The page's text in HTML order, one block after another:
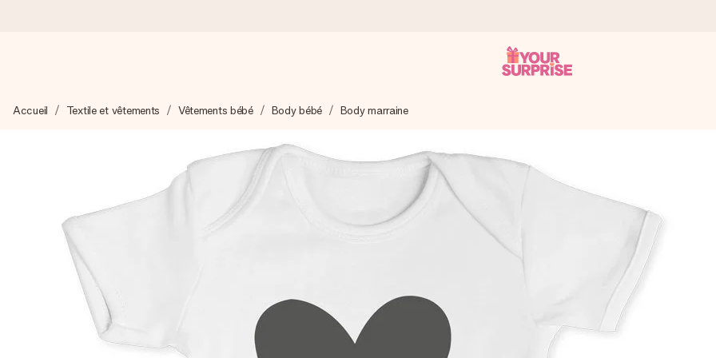
Nous préparons votre cadeau avec attention et l’envoyons en un éclair – pour que vous puissiez l’offrir au bon moment, quand
4,9 (sur la base de +15 000 avis)
Nos cadeaux sont appréciés. Les clients nous attribuent une note de 4,9 sur Google Reviews (total de tous les pays où nous
Carte de vœux gratuite
Créez quelque chose d’unique en quelques étapes – avec son prénom, votre photo ou un message qui touche le cœur. Sans
Accueil Textile et vêtements Vêtements bébé Body bébé Body marraine